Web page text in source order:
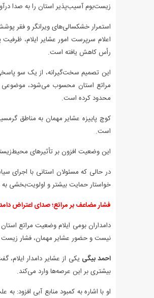
زیست‌بوم آسیب‌پذیر استان را به صدا
استمرار خشکسالی‌های ویرانگر و فقر
رأس کاهش یافته است.
این تصمیم سخت‌گیرانه، از یک سو
مراتع استان محسوب می‌شود، موضوعی
محدود کرده است.
کوچ پاییزه عشایر مهمان به مناطق
است.
این وضعیت افزون بر تأثیرهای
در حالی‌ که مسئولان استانی با اجرای
خواستار حمایت بیشتر و اولویت‌بخشی
فشار مضاعف بر مراتع؛ صدای اعتراض
دامداران بومی ایلام وضعیت مراتع
نیست و حضور عشایر مهمان، فشار زیست
احمد بیگی یکی از عشایر دامدار
بیشتری بر این عرصه‌ها وارد می‌کند.
او با اشاره به کمبود منابع آبی افزود: